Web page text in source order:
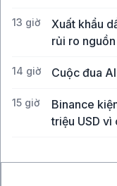
13 giờ
Xuất khẩu
rủi ro
14 giờ Cuộc đua
15 giờ
Binance
triệu USD